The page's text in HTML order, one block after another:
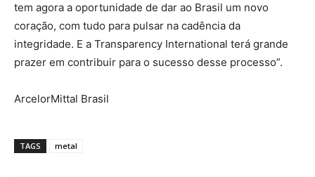
tem agora a oportunidade de dar ao Brasil um novo
coração, com tudo para pulsar na cadência da
integridade. E a Transparency International terá grande
prazer em contribuir para o sucesso desse processo”.
ArcelorMittal Brasil
TAGS metal